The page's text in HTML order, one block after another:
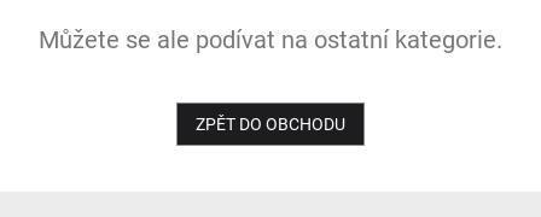
NOVINKY
Můžete se ale podívat na ostatní kategorie.
ZPĚT DO OBCHODU